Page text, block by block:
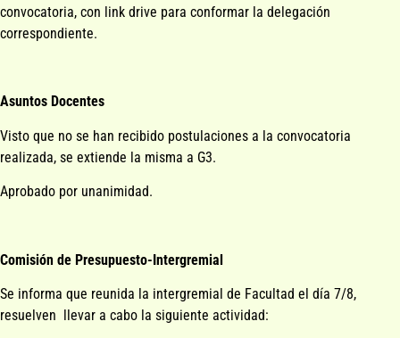
convocatoria, con link drive para conformar la delegación
correspondiente.
Asuntos Docentes
Visto que no se han recibido postulaciones a la convocatoria
realizada, se extiende la misma a G3.
Aprobado por unanimidad.
Comisión de Presupuesto-Intergremial
Se informa que reunida la intergremial de Facultad el día 7/8,
resuelven llevar a cabo la siguiente actividad: